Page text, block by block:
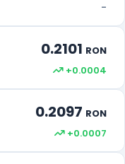
-
0.2101 RON
+0.0004
0.2097 RON
+0.0007